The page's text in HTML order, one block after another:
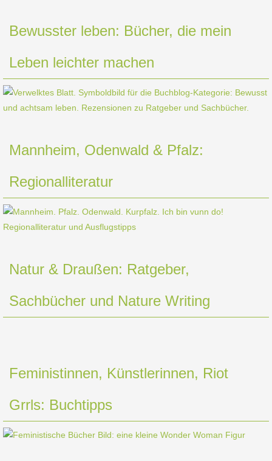
Bewusster leben: Bücher, die mein
Leben leichter machen
Mannheim, Odenwald & Pfalz:
Regionalliteratur
Natur & Draußen: Ratgeber,
Sachbücher und Nature Writing
Feministinnen, Künstlerinnen, Riot
Grrls: Buchtipps